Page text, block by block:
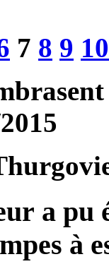
7 8 9 10
a pu
à